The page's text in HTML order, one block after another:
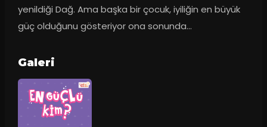
yenildiği Dağ. Ama başka bir çocuk, iyiliğin en büyük
güç olduğunu gösteriyor ona sonunda…
Galeri